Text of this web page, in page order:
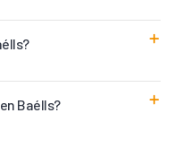
Baélls?